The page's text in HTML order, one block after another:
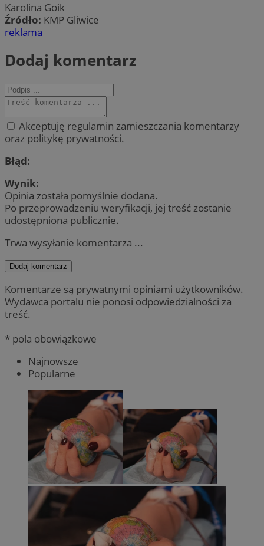
Karolina Goik
Źródło: KMP Gliwice
reklama
Dodaj komentarz
Akceptuję regulamin zamieszczania komentarzy
oraz politykę prywatności.
Błąd:
Wynik:
Opinia została pomyślnie dodana.
Po przeprowadzeniu weryfikacji, jej treść zostanie
udostępniona publicznie.
Trwa wysyłanie komentarza ...
Dodaj komentarz
Komentarze są prywatnymi opiniami użytkowników.
Wydawca portalu nie ponosi odpowiedzialności za
treść.
* pola obowiązkowe
Najnowsze
Popularne